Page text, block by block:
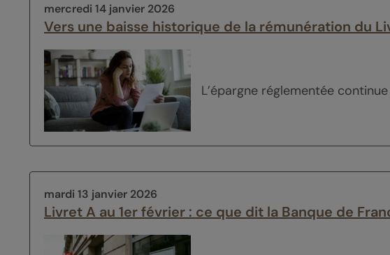
mercredi 14 janvier 2026
Vers une baisse historique de la rémunération du
L’épargne réglementée
mardi 13 janvier 2026
Livret A au 1er février : ce que dit la Banque de